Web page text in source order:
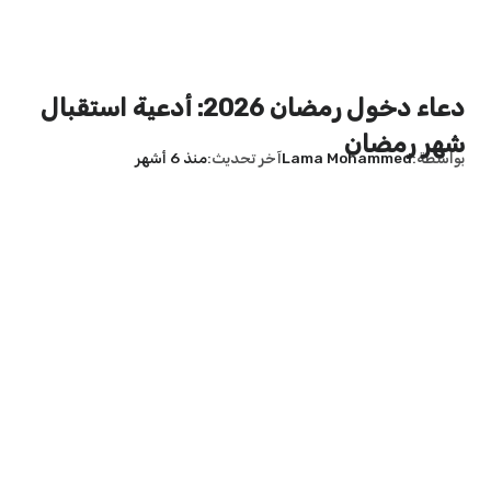
دعاء دخول رمضان 2026: أدعية استقبال
شهر رمضان
بواسطة Lama Mohammedآخر تحديث منذ 6 أشهر